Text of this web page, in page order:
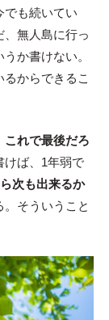
でも続いてい
、無人島に行っ
か書けない。
からできるこ
これで最後だろ
けば、1年弱で
次も出来るか
。そういうこと